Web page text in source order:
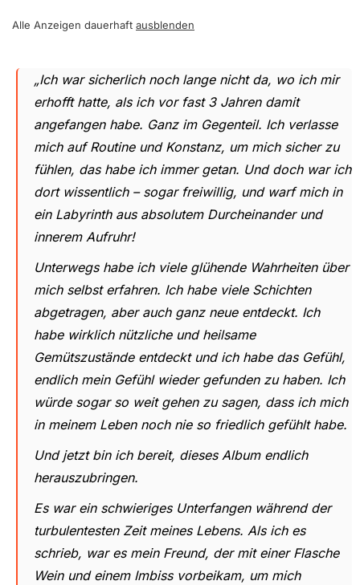
Alle Anzeigen dauerhaft ausblenden
„Ich war sicherlich noch lange nicht da, wo ich mir
erhofft hatte, als ich vor fast 3 Jahren damit
angefangen habe. Ganz im Gegenteil. Ich verlasse
mich auf Routine und Konstanz, um mich sicher zu
fühlen, das habe ich immer getan. Und doch war ich
dort wissentlich – sogar freiwillig, und warf mich in
ein Labyrinth aus absolutem Durcheinander und
innerem Aufruhr!
Unterwegs habe ich viele glühende Wahrheiten über
mich selbst erfahren. Ich habe viele Schichten
abgetragen, aber auch ganz neue entdeckt. Ich
habe wirklich nützliche und heilsame
Gemütszustände entdeckt und ich habe das Gefühl,
endlich mein Gefühl wieder gefunden zu haben. Ich
würde sogar so weit gehen zu sagen, dass ich mich
in meinem Leben noch nie so friedlich gefühlt habe.
Und jetzt bin ich bereit, dieses Album endlich
herauszubringen.
Es war ein schwieriges Unterfangen während der
turbulentesten Zeit meines Lebens. Als ich es
schrieb, war es mein Freund, der mit einer Flasche
Wein und einem Imbiss vorbeikam, um mich